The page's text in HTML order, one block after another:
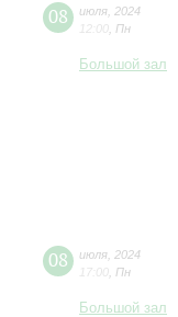
08 июля 2024
12:00 Пн
Большой зал
08 июля 2024
17:00 Пн
Большой зал